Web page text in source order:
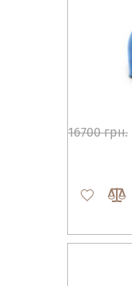
16700 грн.